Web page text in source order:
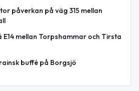
påverkan på väg 315 mellan
mellan Torpshammar och Tirsta
buffé på Borgsjö